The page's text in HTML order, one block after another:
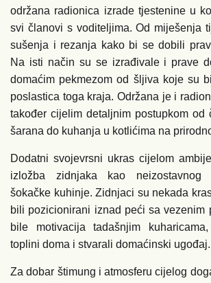
održana radionica izrade tjestenine u
svi članovi s voditeljima. Od miješenja
sušenja i rezanja kako bi se dobili
Na isti način su se izrađivale i prave
domaćim pekmezom od šljiva koje su
poslastica toga kraja. Održana je i
također cijelim detaljnim postupkom od
šarana do kuhanja u kotlićima na
Dodatni svojevrsni ukras cijelom
izložba zidnjaka kao neizostavnog
šokačke kuhinje. Zidnjaci su nekada
bili pozicionirani iznad peći sa vezenim
bile motivacija tadašnjim
toplini doma i stvarali domaćinski ugođaj.
Za dobar štimung i atmosferu cijelog